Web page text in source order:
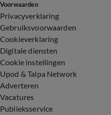
Voorwaarden
Privacyverklaring
Gebruiksvoorwaarden
Cookieverklaring
Digitale diensten
Cookie instellingen
Upod & Talpa Network
Adverteren
Vacatures
Publieksservice